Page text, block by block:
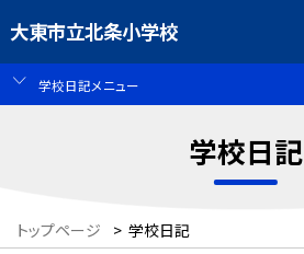
大東市立北条小学校
学校日記メニュー
学校日記
トップページ > 学校日記